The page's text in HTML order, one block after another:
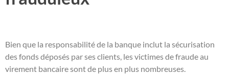
Bien que la responsabilité de la banque inclut la sécurisation
des fonds déposés par ses clients, les victimes de fraude au
virement bancaire sont de plus en plus nombreuses.